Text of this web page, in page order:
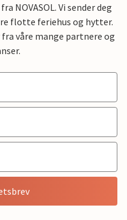
NOVASOL. Vi sender deg
flotte feriehus og hytter.
våre mange partnere og